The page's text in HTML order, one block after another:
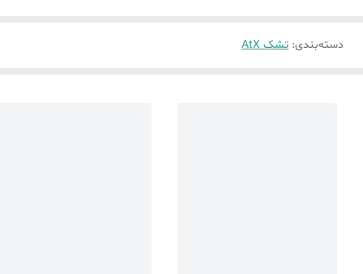
دسته‌بندی: تشک AtX